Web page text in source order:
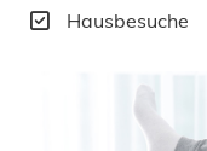
Hausbesuche